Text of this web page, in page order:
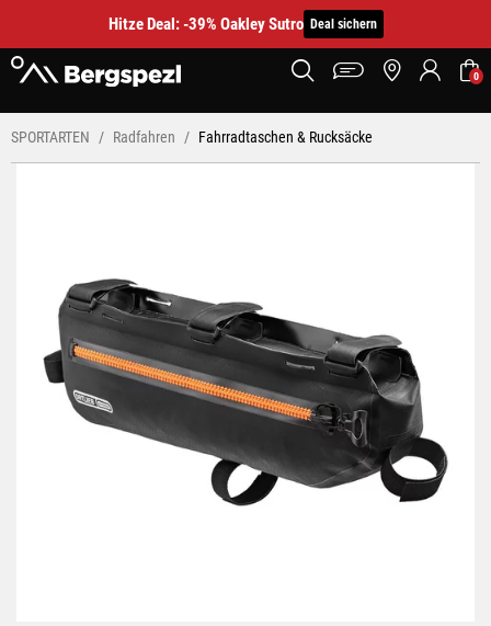
Hitze Deal: -39% Oakley Sutro Deal sichern
0
SPORTARTEN Radfahren Fahrradtaschen & Rucksäcke